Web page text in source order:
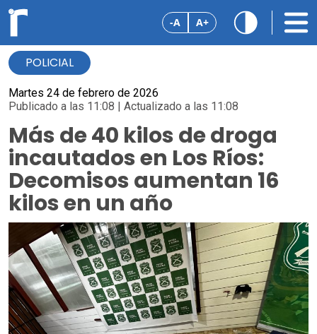
-A A+
POLICIAL
Martes 24 de febrero de 2026
Publicado a las 11:08 | Actualizado a las 11:08
Más de 40 kilos de droga
incautados en Los Ríos:
Decomisos aumentan 16
kilos en un año